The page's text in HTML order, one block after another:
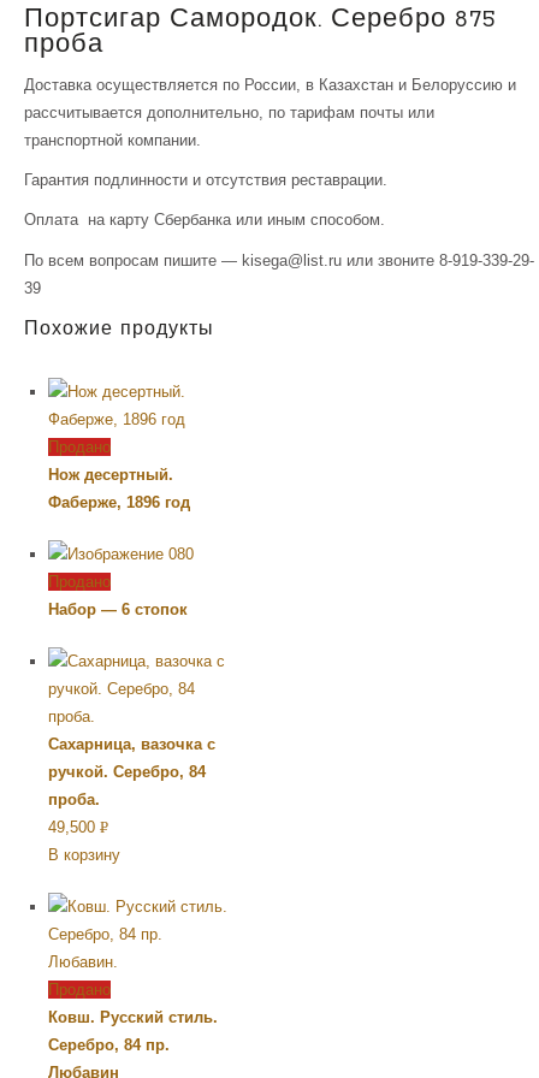
Портсигар Самородок. Серебро 875
проба
Доставка осуществляется по России, в Казахстан и Белоруссию и
рассчитывается дополнительно, по тарифам почты или
транспортной компании.
Гарантия подлинности и отсутствия реставрации.
Оплата на карту Сбербанка или иным способом.
По всем вопросам пишите — kisega@list.ru или звоните 8-919-339-29-
39
Похожие продукты
Продано
Нож десертный.
Фаберже, 1896 год
Продано
Набор — 6 стопок
Сахарница, вазочка с
ручкой. Серебро, 84
проба.
49,500 Р
УБ.
В корзину
Продано
Ковш. Русский стиль.
Серебро, 84 пр.
Любавин